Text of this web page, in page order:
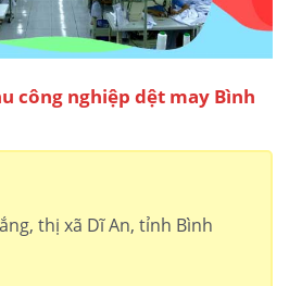
công nghiệp dệt may Bình
thị xã Dĩ An, tỉnh Bình